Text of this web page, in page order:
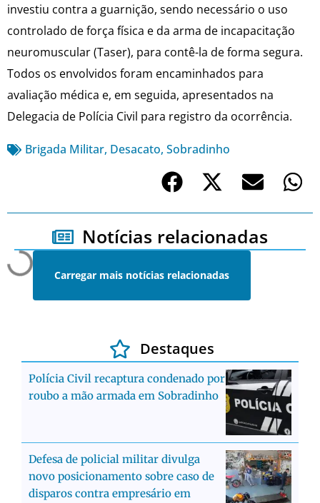
investiu contra a guarnição, sendo necessário o uso
controlado de força física e da arma de incapacitação
neuromuscular (Taser), para contê-la de forma segura.
Todos os envolvidos foram encaminhados para
avaliação médica e, em seguida, apresentados na
Delegacia de Polícia Civil para registro da ocorrência.
Brigada Militar, Desacato, Sobradinho
Notícias relacionadas
Carregar mais notícias relacionadas
Destaques
Polícia Civil recaptura condenado por
roubo a mão armada em Sobradinho
Defesa de policial militar divulga
novo posicionamento sobre caso de
disparos contra empresário em